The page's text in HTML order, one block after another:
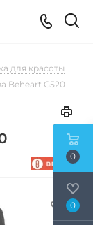
для красоты
Beheart G520
0
0